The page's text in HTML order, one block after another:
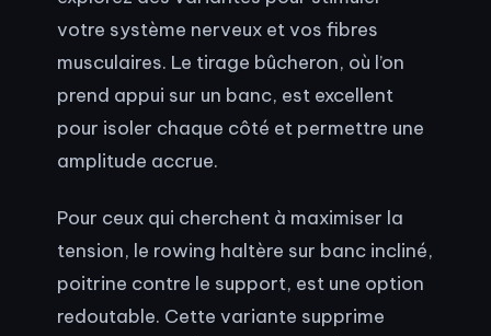
votre système nerveux et vos fibres
musculaires. Le tirage bûcheron, où l’on
prend appui sur un banc, est excellent
pour isoler chaque côté et permettre une
amplitude accrue.
Pour ceux qui cherchent à maximiser la
tension, le rowing haltère sur banc incliné,
poitrine contre le support, est une option
redoutable. Cette variante supprime